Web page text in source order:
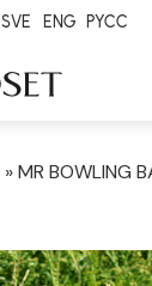
SVE ENG PYCC
»MR BOWLING